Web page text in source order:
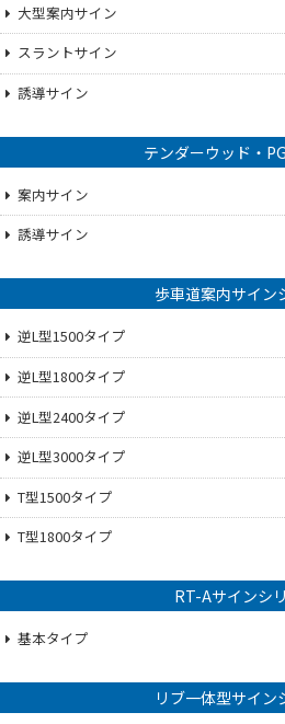
大型案内サイン
スラントサイン
誘導サイン
テンダーウッド・
案内サイン
誘導サイン
歩車道案内サイン
逆L型1500タイプ
逆L型1800タイプ
逆L型2400タイプ
逆L型3000タイプ
T型1500タイプ
T型1800タイプ
RT-Aサインシ
基本タイプ
リブ一体型サイン